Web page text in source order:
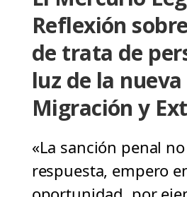
Reflexión
de trata de
luz de la nueva
Migración y
«La sanción penal
respuesta, empero